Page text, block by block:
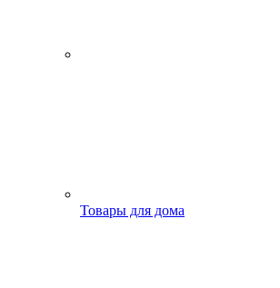
Товары для дома